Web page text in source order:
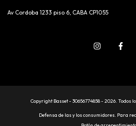
Av Cordoba 1233 piso 6, CABA CP1055
Copyright Basset - 30656774858 - 2026. Todos
Defensa de las y los consumidores. Para